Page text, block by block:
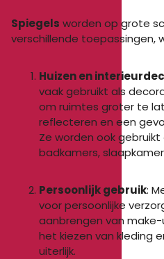
Spiegels worden op grote
verschillende toepassingen,
Huizen en
vaak gebruikt als
om ruimtes groter te
reflecteren en een
Ze worden ook
badkamers,
Persoonlijk gebruik:
voor persoonlijke
aanbrengen van
het kiezen van kleding
uiterlijk.